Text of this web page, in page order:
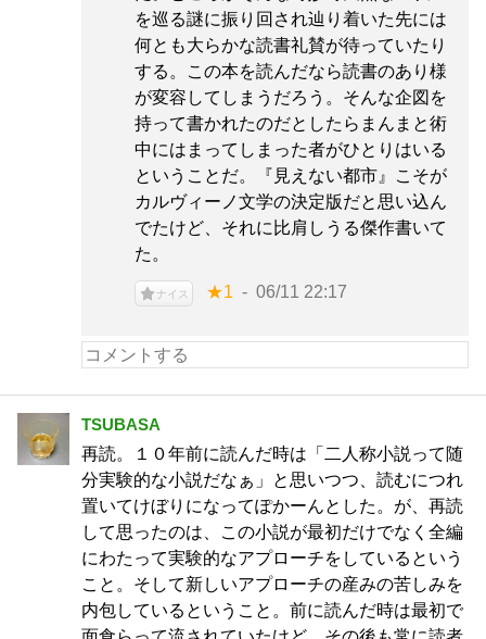
を巡る謎に振り回され辿り着いた先には
何とも大らかな読書礼賛が待っていたり
する。この本を読んだなら読書のあり様
が変容してしまうだろう。そんな企図を
持って書かれたのだとしたらまんまと術
中にはまってしまった者がひとりはいる
ということだ。『見えない都市』こそが
カルヴィーノ文学の決定版だと思い込ん
でたけど、それに比肩しうる傑作書いて
た。
ナイス ★1 06/11 22:17
TSUBASA
再読。１０年前に読んだ時は「二人称小説って随
分実験的な小説だなぁ」と思いつつ、読むにつれ
置いてけぼりになってぽかーんとした。が、再読
して思ったのは、この小説が最初だけでなく全編
にわたって実験的なアプローチをしているという
こと。そして新しいアプローチの産みの苦しみを
内包しているということ。前に読んだ時は最初で